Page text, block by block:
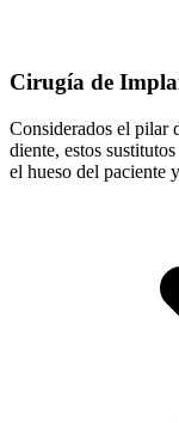
Cirugía de
Considerados el pilar
diente, estos
el hueso del paciente